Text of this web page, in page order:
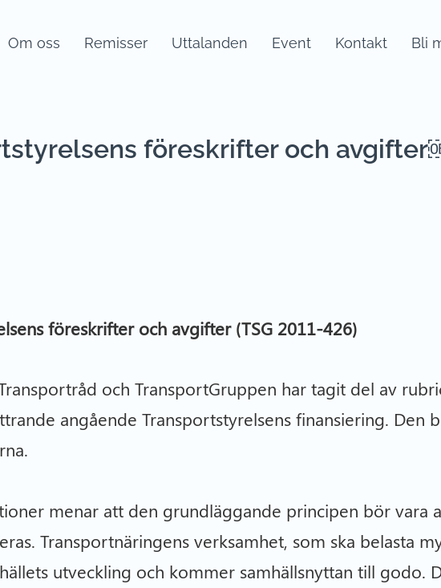
Om oss Remisser Uttalanden Event Kontakt Bli
föreskrifter och
föreskrifter och avgifter (TSG 2011-426)
och TransportGruppen har tagit del av
angående Transportstyrelsens finansiering. Den
menar att den grundläggande principen bör vara
Transportnäringens verksamhet, som ska belasta
utveckling och kommer samhällsnyttan till godo.